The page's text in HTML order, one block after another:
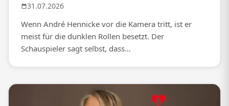
31.07.2026
Wenn André Hennicke vor die Kamera tritt, ist er
meist für die dunklen Rollen besetzt. Der
Schauspieler sagt selbst, dass...